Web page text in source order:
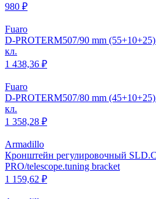
980 ₽
Fuaro
D-PROTERM507/90 mm
кл.
1 438,36 ₽
Fuaro
D-PROTERM507/80 mm
кл.
1 358,28 ₽
Armadillo
Кронштейн регулировочный
PRO/telescope.tuning bracket
1 159,62 ₽